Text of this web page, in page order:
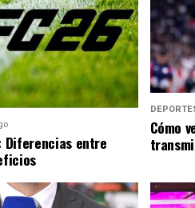
Diferencias entre
Cómo